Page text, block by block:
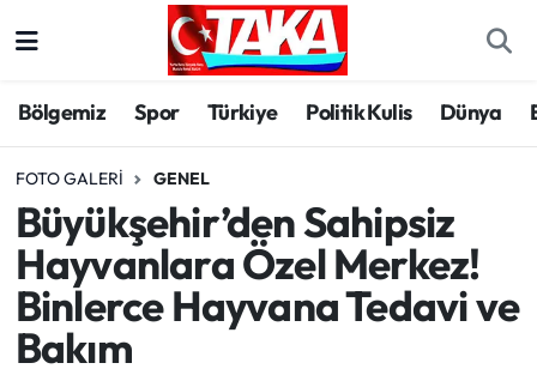
Bölgemiz Spor Türkiye Politik Kulis Dünya
FOTO GALERI GENEL
Büyükşehir’den Sahipsiz
Hayvanlara Özel Merkez!
Binlerce Hayvana Tedavi ve
Bakım
Spor
Türkiye
Kültür/Sanat
Politika
Trabzon Hava Durumu
Trabzon Trafik Yoğunluk Haritası
Süper Lig Puan Durumu ve Fikstür
Tüm Manşetler